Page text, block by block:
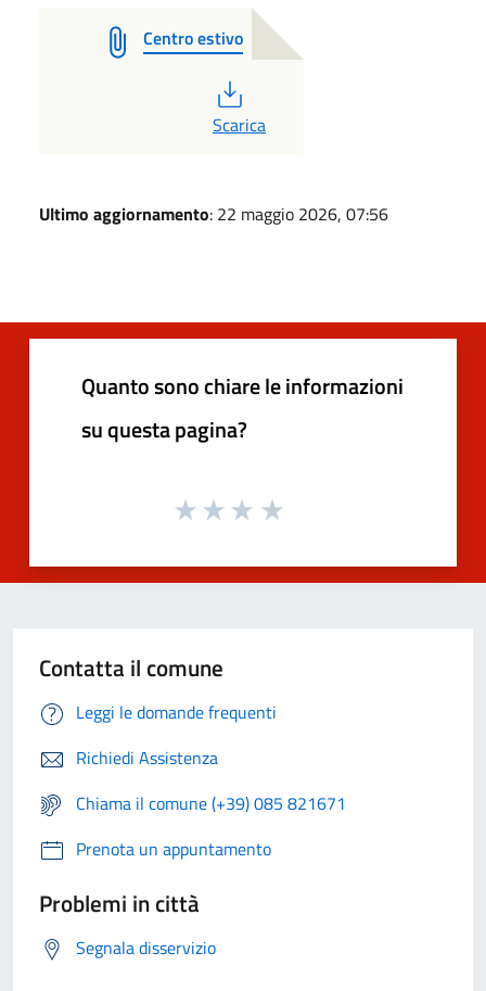
Centro estivo
PDF
Scarica
Ultimo aggiornamento: 22 maggio 2026, 07:56
Quanto sono chiare le informazioni
su questa pagina?
Contatta il comune
Leggi le domande frequenti
Richiedi Assistenza
Chiama il comune (+39) 085 821671
Prenota un appuntamento
Problemi in città
Segnala disservizio